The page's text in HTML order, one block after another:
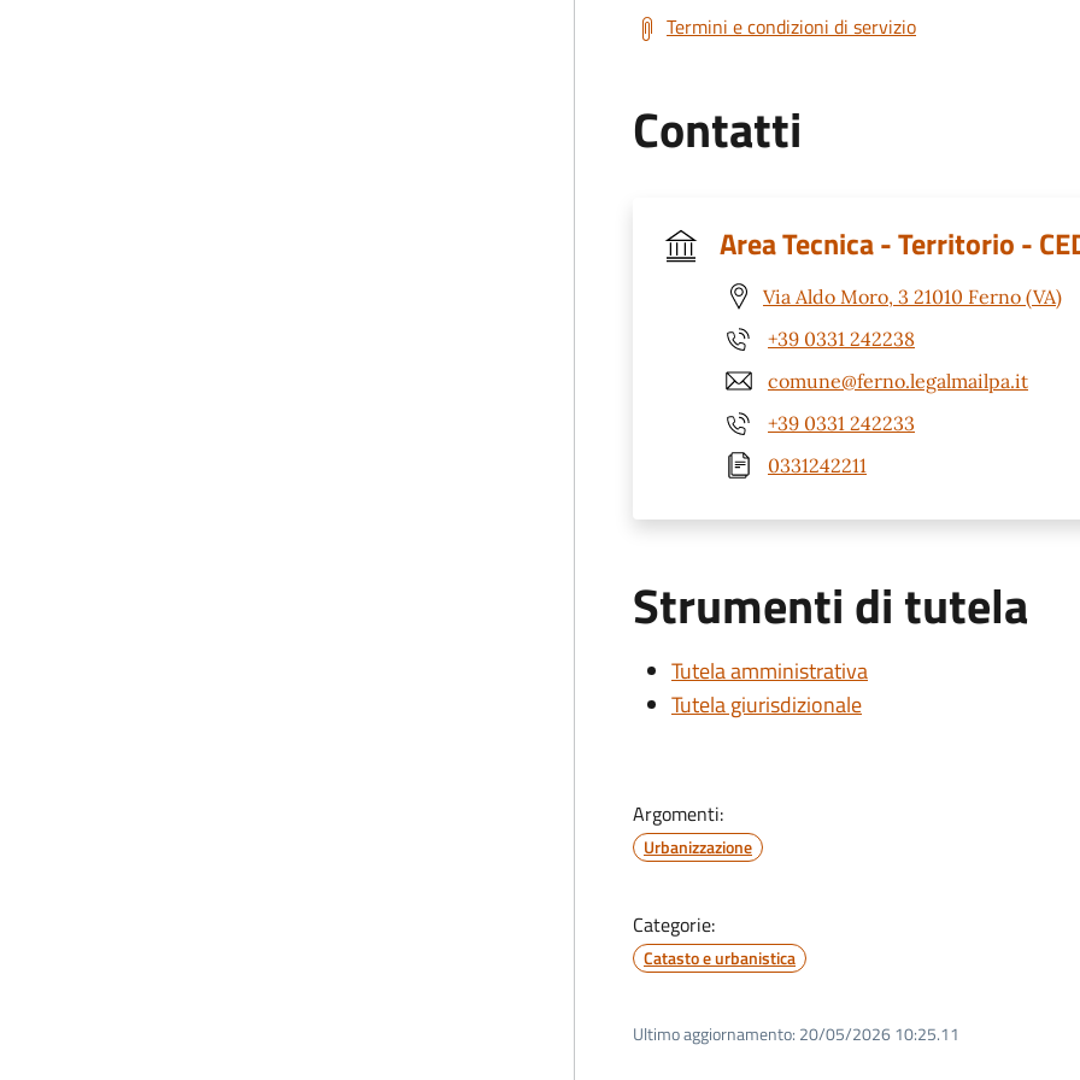
Termini e condizioni di servizio
Contatti
Area Tecnica - Territorio -
Via Aldo Moro, 3 21010 Ferno (VA)
+39 0331 242238
comune@ferno.legalmailpa.it
+39 0331 242233
0331242211
Strumenti di tutela
Tutela amministrativa
Tutela giurisdizionale
Argomenti:
Urbanizzazione
Categorie:
Catasto e urbanistica
Ultimo aggiornamento: 20/05/2026 10:25.11